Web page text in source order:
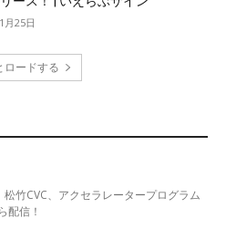
月25日
ロードする